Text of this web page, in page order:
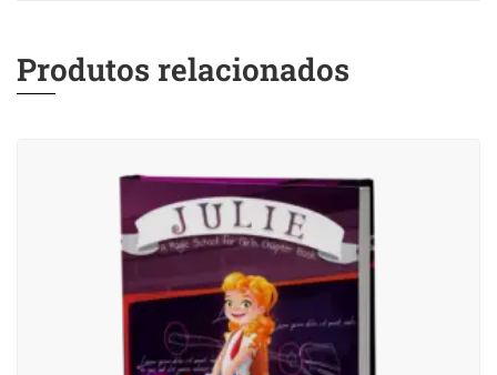
Produtos relacionados